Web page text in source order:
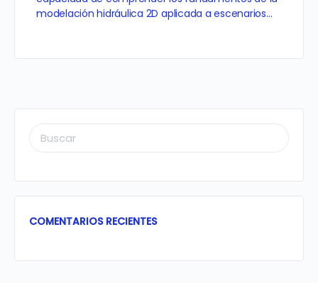
modelación hidráulica 2D aplicada a escenarios…
BUSCAR:
COMENTARIOS RECIENTES